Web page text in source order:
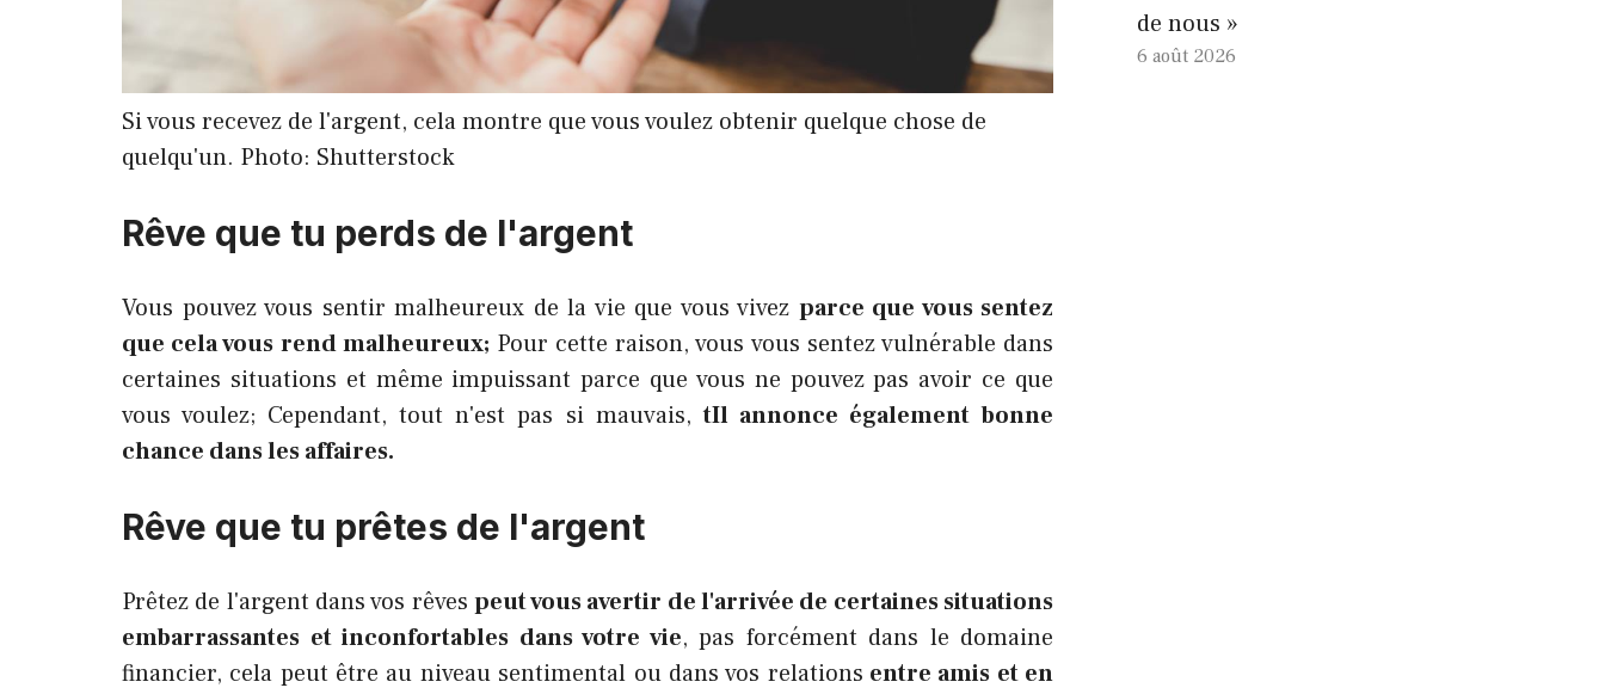
Si vous recevez de l'argent, cela montre que vous voulez obtenir quelque chose de
quelqu'un. Photo: Shutterstock
Rêve que tu perds de l'argent
Vous pouvez vous sentir malheureux de la vie que vous vivez parce que vous sentez
que cela vous rend malheureux; Pour cette raison, vous vous sentez vulnérable dans
certaines situations et même impuissant parce que vous ne pouvez pas avoir ce que
vous voulez; Cependant, tout n'est pas si mauvais,tIl annonce également bonne
chance dans les affaires.
Rêve que tu prêtes de l'argent
Prêtez de l'argent dans vos rêves peut vous avertir de l'arrivée de certaines situations
embarrassantes et inconfortables dans votre vie, pas forcément dans le domaine
financier, cela peut être au niveau sentimental ou dans vos relations entre amis et en
de nous »
6 août 2026